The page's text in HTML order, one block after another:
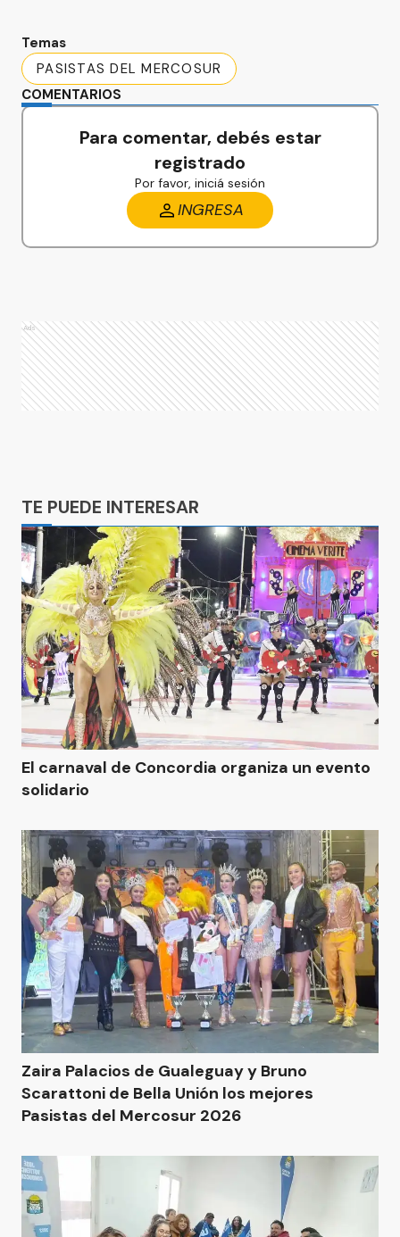
Temas
PASISTAS DEL MERCOSUR
COMENTARIOS
Para comentar, debés estar
registrado
Por favor, iniciá sesión
INGRESA
Ads
TE PUEDE INTERESAR
El carnaval de Concordia organiza un evento
solidario
Zaira Palacios de Gualeguay y Bruno
Scarattoni de Bella Unión los mejores
Pasistas del Mercosur 2026